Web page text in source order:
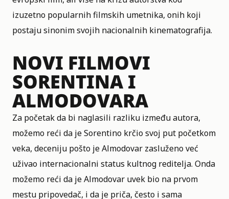
izuzetno popularnih filmskih umetnika, onih koji
postaju sinonim svojih nacionalnih kinematografija.
NOVI FILMOVI
SORENTINA I
ALMODOVARA
Za početak da bi naglasili razliku između autora,
možemo reći da je Sorentino krčio svoj put početkom
veka, deceniju pošto je Almodovar zasluženo već
uživao internacionalni status kultnog reditelja. Onda
možemo reći da je Almodovar uvek bio na prvom
mestu pripovedač, i da je priča, često i sama